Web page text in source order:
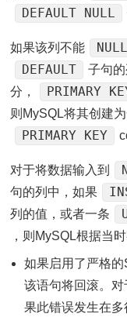
DEFAULT NULL
如果该列不能 NULL
DEFAULT
子句
分，
PRIMARY
则MySQL将其创建
PRIMARY KEY
对于将数据输入到
句的列中，如果
列的值，或者一条
，则MySQL根据当
如果启用了严格
该语句将回滚。
果此错误发生在